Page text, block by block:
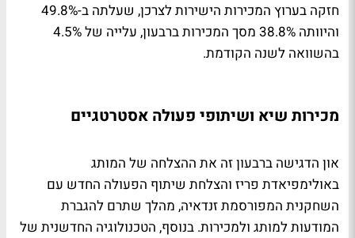
חזקה בערוץ המכירות הישירות לצרכן, שעלתה ב-49.8%
והיוותה 38.8% מסך המכירות ברבעון, עלייה של 4.5%
בהשוואה לשנה הקודמת.
מכירות שיא ושיתופי פעולה אסטרטגיים
און הדגישה ברבעון זה את ההצלחה של המותג
באולימפיאדת פריז והצלחת שיתוף הפעולה החדש עם
השחקנית המפורסמת זנדאיה, מהלך שתרם להגברת
המודעות למותג ולמכירות. בנוסף, הטכנולוגיה החדשנית של